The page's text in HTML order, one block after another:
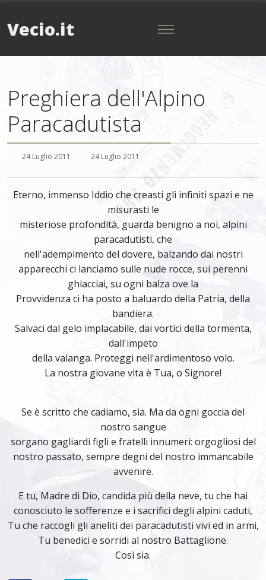
Vecio.it
Preghiera dell'Alpino
Paracadutista
24 Luglio 2011 24 Luglio 2011
Eterno, immenso Iddio che creasti gli infiniti spazi e ne
misurasti le
misteriose profondità, guarda benigno a noi, alpini
paracadutisti, che
nell'adempimento del dovere, balzando dai nostri
apparecchi ci lanciamo sulle nude rocce, sui perenni
ghiacciai, su ogni balza ove la
Provvidenza ci ha posto a baluardo della Patria, della
bandiera.
Salvaci dal gelo implacabile, dai vortici della tormenta,
dall'impeto
della valanga. Proteggi nell'ardimentoso volo.
La nostra giovane vita è Tua, o Signore!
Se è scritto che cadiamo, sia. Ma da ogni goccia del
nostro sangue
sorgano gagliardi figli e fratelli innumeri: orgogliosi del
nostro passato, sempre degni del nostro immancabile
avvenire.
E tu, Madre di Dio, candida più della neve, tu che hai
conosciuto le sofferenze e i sacrifici degli alpini caduti,
Tu che raccogli gli aneliti dei paracadutisti vivi ed in armi,
Tu benedici e sorridi al nostro Battaglione.
Così sia.